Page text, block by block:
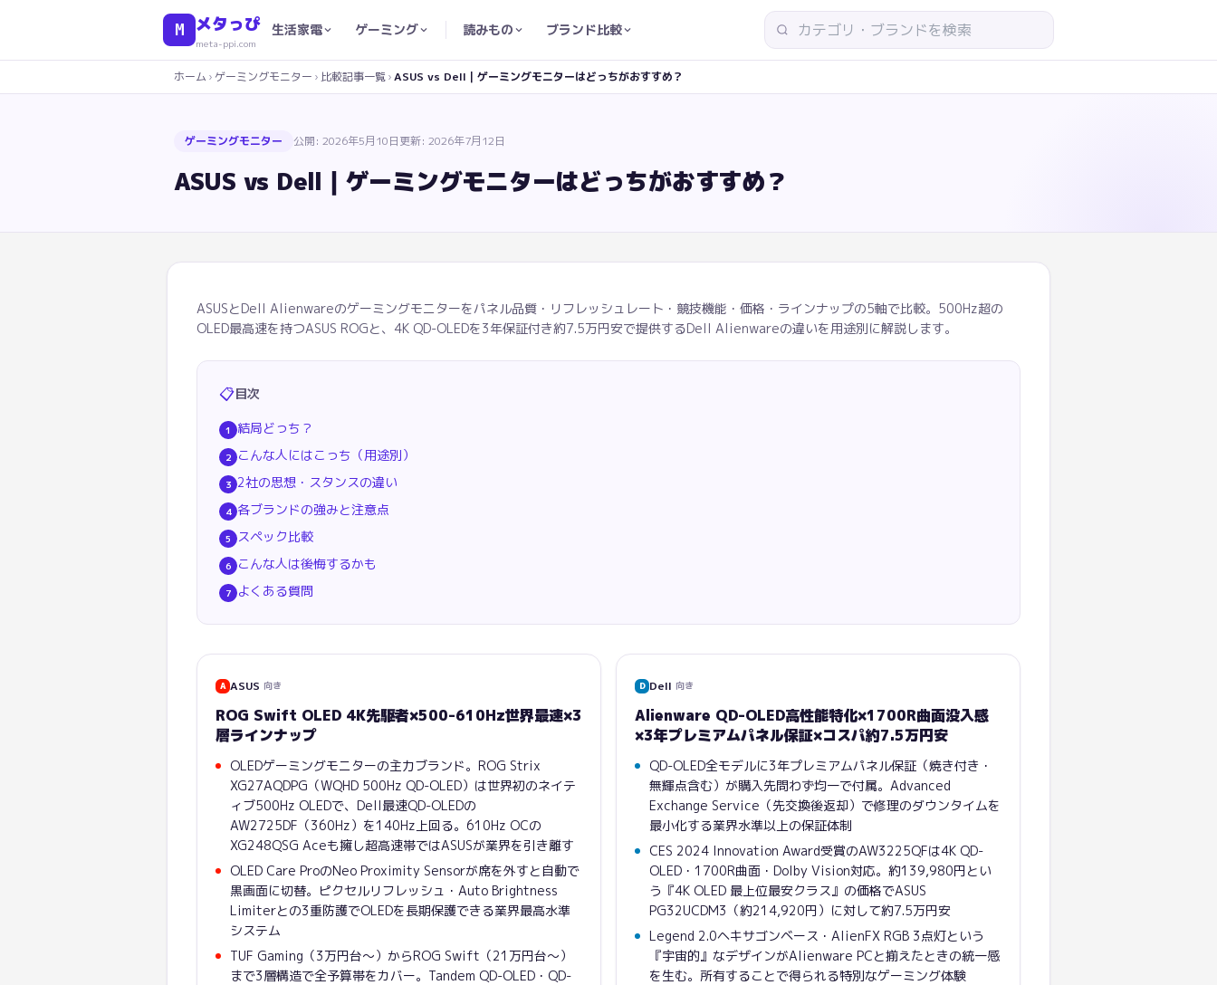
M メタっぴ
meta-ppi.com
生活家電 ゲーミング 読みもの ブランド比較
ホーム › ゲーミングモニター › 比較記事一覧›ASUS vs Dell｜ゲーミングモニターはどっちがおすすめ？
ゲーミングモニター 公開: 2026年5月10日更新: 2026年7月12日
ASUS vs Dell｜ゲーミングモニターはどっちがおすすめ？
ASUSとDell Alienwareのゲーミングモニターをパネル品質・リフレッシュレート・競技機能・価格・ラインナップの5軸で比較。500Hz超の
OLED最高速を持つASUS ROGと、4K QD-OLEDを3年保証付き約7.5万円安で提供するDell Alienwareの違いを用途別に解説します。
📋目次
1 結局どっち？
2 こんな人にはこっち（用途別）
3 2社の思想・スタンスの違い
4 各ブランドの強みと注意点
5 スペック比較
6 こんな人は後悔するかも
7 よくある質問
A ASUS 向き
ROG Swift OLED 4K先駆者×500-610Hz世界最速×3
層ラインナップ
OLEDゲーミングモニターの主力ブランド。ROG Strix
XG27AQDPG（WQHD 500Hz QD-OLED）は世界初のネイテ
ィブ500Hz OLEDで、Dell最速QD-OLEDの
AW2725DF（360Hz）を140Hz上回る。610Hz OCの
XG248QSG Aceも擁し超高速帯ではASUSが業界を引き離す
OLED Care ProのNeo Proximity Sensorが席を外すと自動で
黒画面に切替。ピクセルリフレッシュ・Auto Brightness
Limiterとの3重防護でOLEDを長期保護できる業界最高水準
システム
TUF Gaming（3万円台〜）からROG Swift（21万円台〜）
まで3層構造で全予算帯をカバー。Tandem QD-OLED・QD-
D Dell 向き
Alienware QD-OLED高性能特化×1700R曲面没入感
×3年プレミアムパネル保証×コスパ約7.5万円安
QD-OLED全モデルに3年プレミアムパネル保証（焼き付き・
無輝点含む）が購入先問わず均一で付属。Advanced
Exchange Service（先交換後返却）で修理のダウンタイムを
最小化する業界水準以上の保証体制
CES 2024 Innovation Award受賞のAW3225QFは4K QD-
OLED・1700R曲面・Dolby Vision対応。約139,980円とい
う『4K OLED 最上位最安クラス』の価格でASUS
PG32UCDM3（約214,920円）に対して約7.5万円安
Legend 2.0ヘキサゴンベース・AlienFX RGB 3点灯という
『宇宙的』なデザインがAlienware PCと揃えたときの統一感
を生む。所有することで得られる特別なゲーミング体験